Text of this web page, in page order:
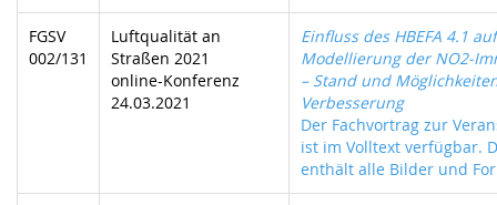
FGSV
002/131
Luftqualität an
Straßen 2021
online-Konferenz
24.03.2021
Einfluss des HBEFA 4.1
Modellierung der NO2-
– Stand und
Verbesserung
Der Fachvortrag zur
ist im Volltext verfügbar.
enthält alle Bilder und